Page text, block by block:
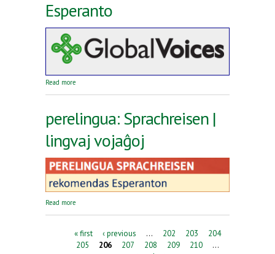
Esperanto
Read more
perelingua: Sprachreisen |
lingvaj vojaĝoj
Read more
Pages« first ‹ previous … 202 203
204
205
206 207 208 209 210
…